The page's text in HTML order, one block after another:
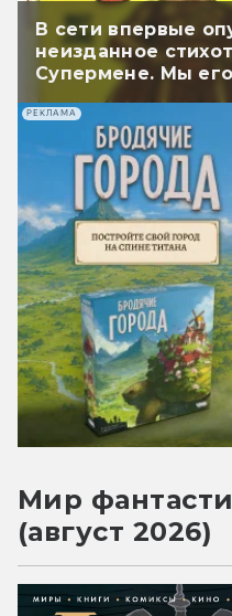
В сети впервые
неизданное
Супермене. Мы
РЕКЛАМА
Мир
(август 2026)